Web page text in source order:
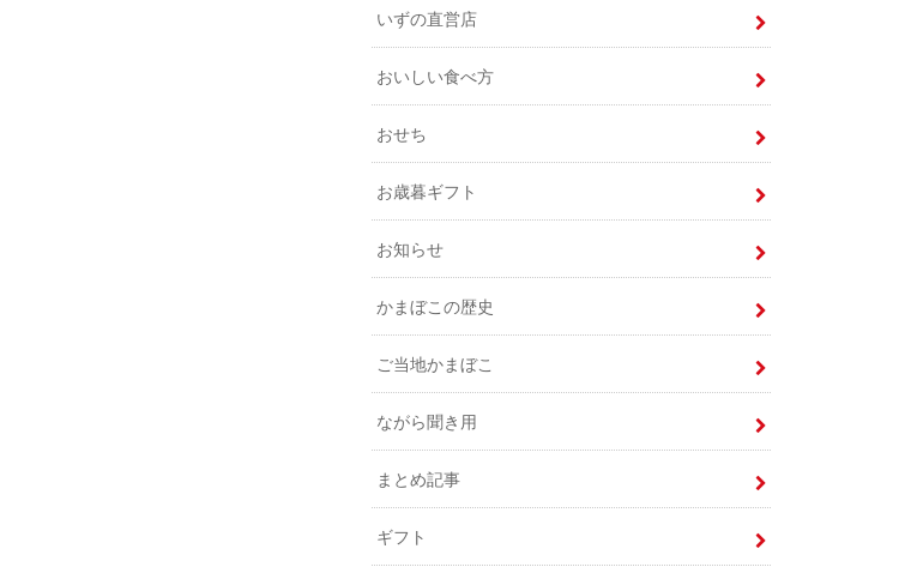
いずの直営店
おいしい食べ方
おせち
お歳暮ギフト
お知らせ
かまぼこの歴史
ご当地かまぼこ
ながら聞き用
まとめ記事
ギフト